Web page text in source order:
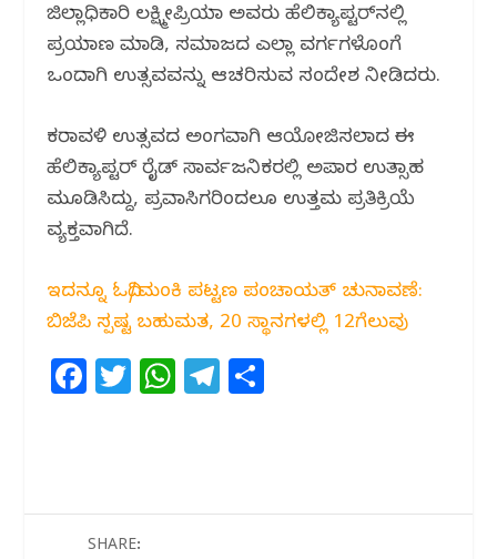
ಜಿಲ್ಲಾಧಿಕಾರಿ ಲಕ್ಷ್ಮೀಪ್ರಿಯಾ ಅವರು ಹೆಲಿಕ್ಯಾಪ್ಟರ್‌ನಲ್ಲಿ
ಪ್ರಯಾಣ ಮಾಡಿ, ಸಮಾಜದ ಎಲ್ಲಾ ವರ್ಗಗಳೊಂದಿಗೆ
ಒಂದಾಗಿ ಉತ್ಸವವನ್ನು ಆಚರಿಸುವ ಸಂದೇಶ ನೀಡಿದರು.
ಕರಾವಳಿ ಉತ್ಸವದ ಅಂಗವಾಗಿ ಆಯೋಜಿಸಲಾದ ಈ
ಹೆಲಿಕ್ಯಾಪ್ಟರ್ ರೈಡ್ ಸಾರ್ವಜನಿಕರಲ್ಲಿ ಅಪಾರ ಉತ್ಸಾಹ
ಮೂಡಿಸಿದ್ದು, ಪ್ರವಾಸಿಗರಿಂದಲೂ ಉತ್ತಮ ಪ್ರತಿಕ್ರಿಯೆ
ವ್ಯಕ್ತವಾಗಿದೆ.
ಇದನ್ನೂ ಓದಿ/ಮಂಕಿ ಪಟ್ಟಣ ಪಂಚಾಯತ್ ಚುನಾವಣೆ:
ಬಿಜೆಪಿ ಸ್ಪಷ್ಟ ಬಹುಮತ, 20 ಸ್ಥಾನಗಳಲ್ಲಿ 12ಗೆಲುವು
F
b
T
r
W
A
T
ra
SHARE: